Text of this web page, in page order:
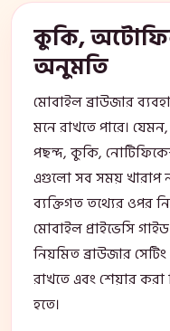
কুকি,
অনুমতি
মোবাইল ব্রাউজার
মনে রাখতে পারে।
পছন্দ, কুকি,
এগুলো সব সময় খারাপ
ব্যক্তিগত তথ্যের ওপর
মোবাইল প্রাইভেসি
নিয়মিত ব্রাউজার
রাখতে এবং শেয়ার
হতে।